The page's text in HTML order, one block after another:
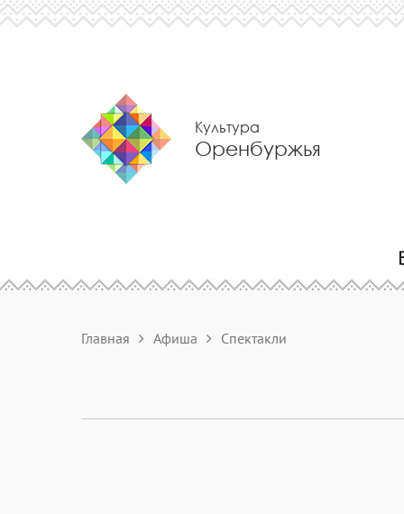
Культура
Оренбуржья
Главная Афиша Спектакли